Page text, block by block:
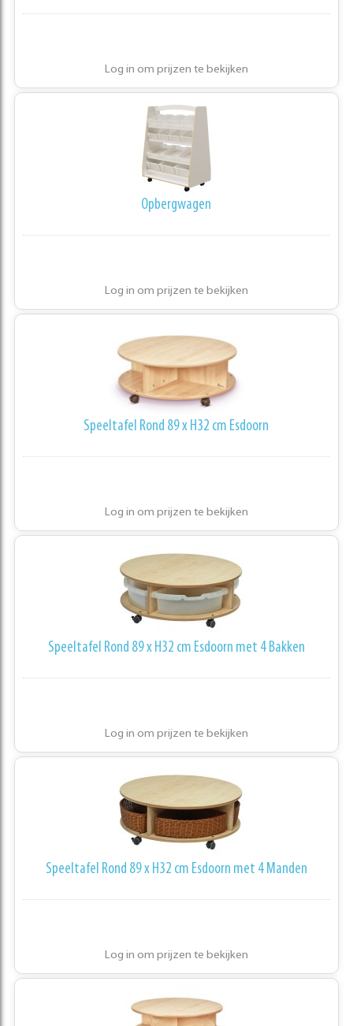
Log in om prijzen te bekijken
Opbergwagen
Log in om prijzen te bekijken
Speeltafel Rond 89 x H32 cm Esdoorn
Log in om prijzen te bekijken
Speeltafel Rond 89 x H32 cm Esdoorn met 4 Bakken
Log in om prijzen te bekijken
Speeltafel Rond 89 x H32 cm Esdoorn met 4 Manden
Log in om prijzen te bekijken